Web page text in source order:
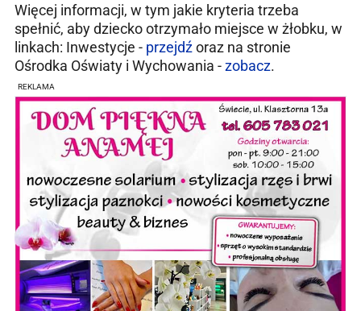
Więcej informacji, w tym jakie kryteria trzeba
spełnić, aby dziecko otrzymało miejsce w żłobku, w
linkach: Inwestycje - przejdźoraz na stronie
Ośrodka Oświaty i Wychowania -zobacz.
REKLAMA